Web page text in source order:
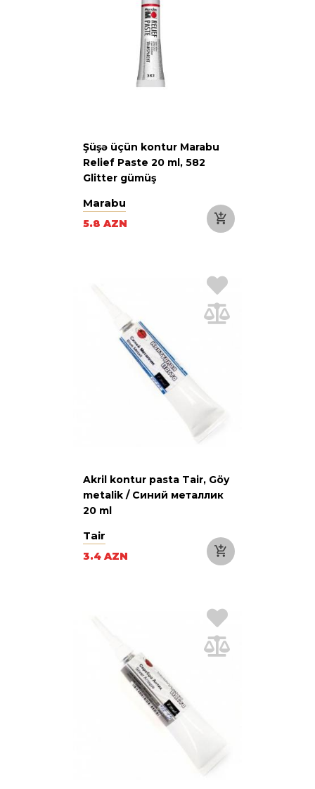
Şüşə üçün kontur Marabu
Relief Paste 20 ml, 582
Glitter gümüş
Marabu
5.8 AZN
Akril kontur pasta Tair, Göy
metalik / Синий металлик
20 ml
Tair
3.4 AZN